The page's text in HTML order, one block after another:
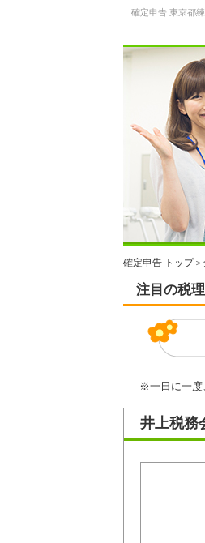
確定申告 東京都
確定申告 トップ＞
注目の税
※一日に一度
井上税務